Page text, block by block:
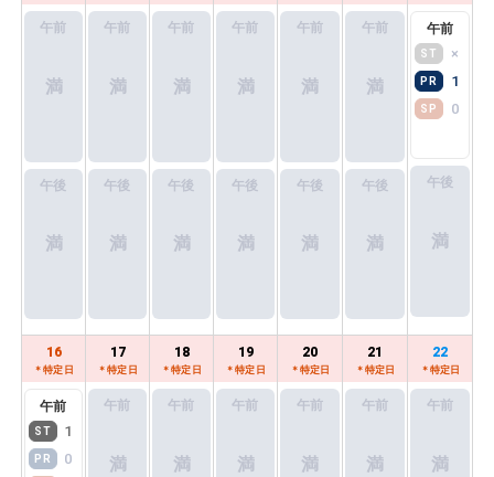
午前
満
午後
満
午前
満
午後
満
午前
満
午後
満
午前
満
午後
満
午前
満
午後
満
午前
満
午後
満
午前
ST ×
PR 1
SP 0
午後
満
16
＊特定日
午前
ST 1
PR 0
17
＊特定日
午前
満
18
＊特定日
午前
満
19
＊特定日
午前
満
20
＊特定日
午前
満
21
＊特定日
午前
満
22
＊特定日
午前
満
（特定日は+500円）
指定席）料金
中高生 10,000 (+320) 円~ / 人